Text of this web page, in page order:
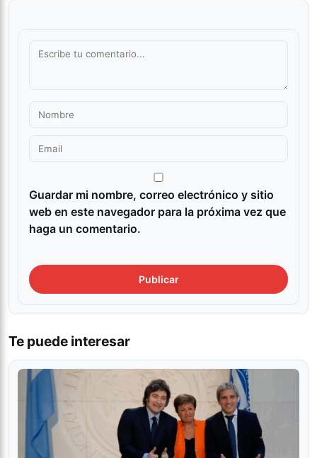
Guardar mi nombre, correo electrónico y sitio
web en este navegador para la próxima vez que
haga un comentario.
Te puede interesar